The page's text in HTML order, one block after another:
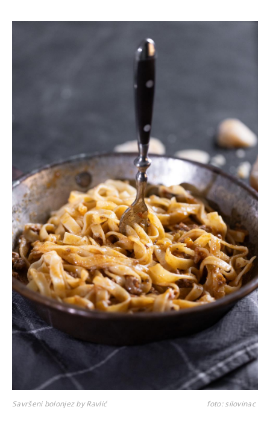
Savršeni bolonjez by Ravlić foto: silovinac